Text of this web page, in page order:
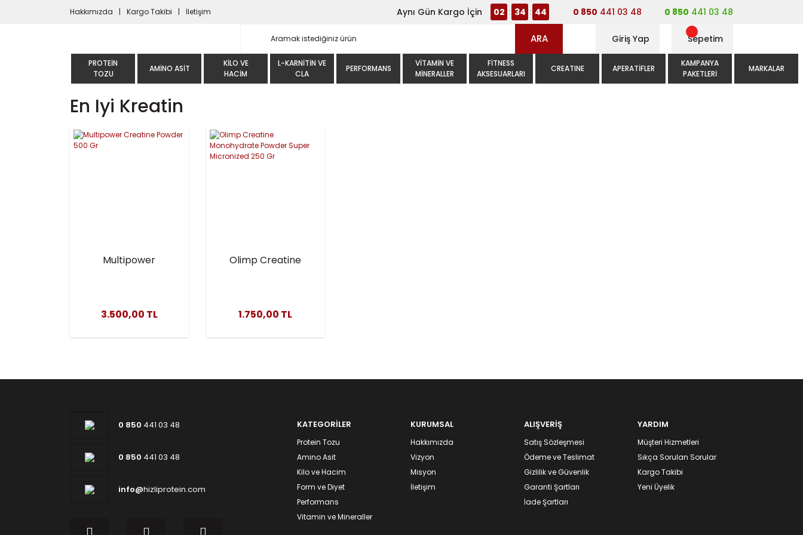
Hakkımızda Kargo Takibi İletişim Aynı Gün Kargo İçin 02 : 34 : 44 0 850 441 03 48 0 850 441 03 48
ARA Giriş Yap Sepetim
PROTEIN
TOZU
AMINO ASIT
KILO VE
HACIM
L-KARNITIN VE
CLA
PERFORMANS
VITAMIN VE
MINERALLER
FITNESS
AKSESUARLARI
CREATINE APERATIFLER
KAMPANYA
PAKETLERI
MARKALAR
En Iyi Kreatin
Multipower
3.500,00 TL
Olimp Creatine
1.750,00 TL
0 850 441 03 48
0 850 441 03 48
info@hizliprotein.com
KATEGORİLER
Protein Tozu
Amino Asit
Kilo ve Hacim
Form ve Diyet
Performans
Vitamin ve Mineraller
KURUMSAL
Hakkımızda
Vizyon
Misyon
İletişim
ALIŞVERİŞ
Satış Sözleşmesi
Ödeme ve Teslimat
Gizlilik ve Güvenlik
Garanti Şartları
İade Şartları
YARDIM
Müşteri Hizmetleri
Sıkça Sorulan Sorular
Kargo Takibi
Yeni Üyelik